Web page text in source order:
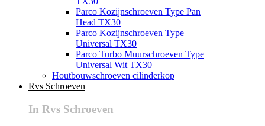
Parco Kozijnschroeven Type Pan
Head TX30
Parco Kozijnschroeven Type
Universal TX30
Parco Turbo Muurschroeven Type
Universal Wit TX30
Houtbouwschroeven cilinderkop
Rvs Schroeven
In Rvs Schroeven